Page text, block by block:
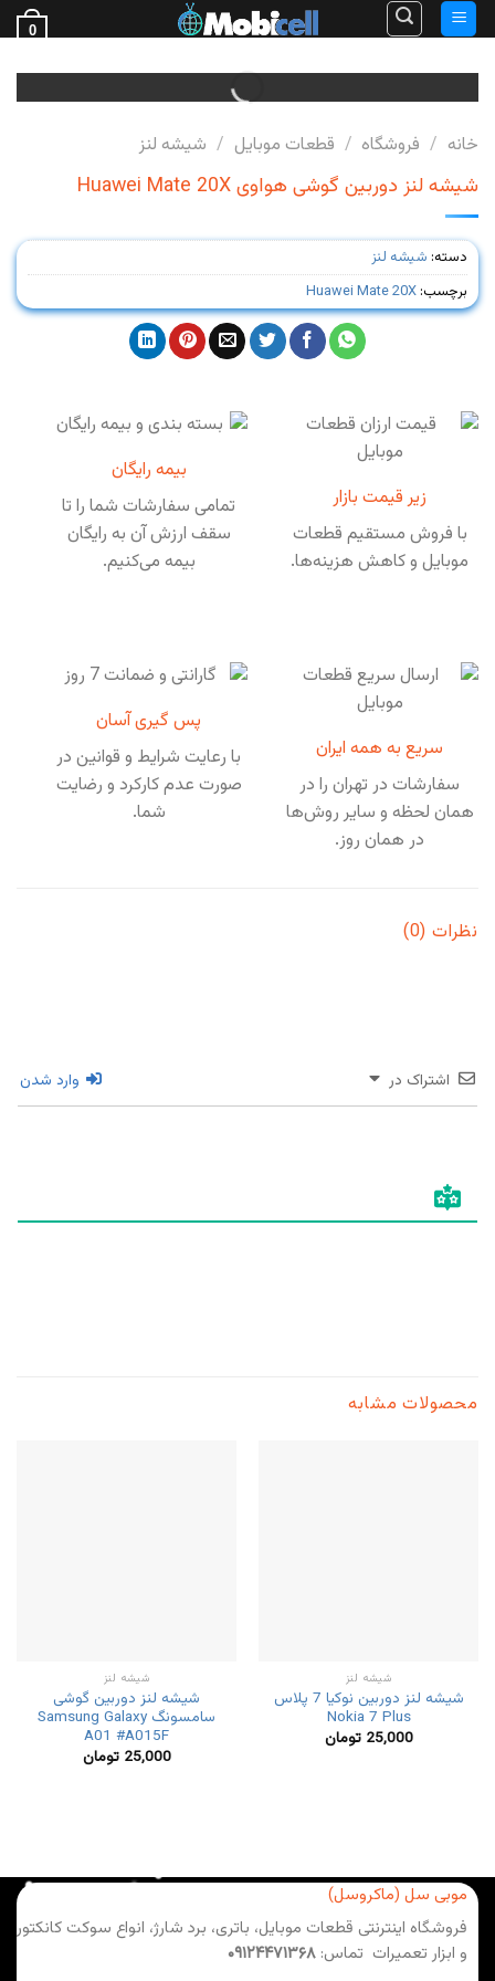
Skip
to
content
0
خانه / فروشگاه / قطعات موبایل / شیشه لنز
شیشه لنز دوربین گوشی هواوی Huawei Mate 20X
دسته: شیشه لنز
برچسب: Huawei Mate 20X
زیر قیمت بازار
با فروش مستقیم قطعات
موبایل و کاهش هزینه‌ها.
بیمه رایگان
تمامی سفارشات شما را تا
سقف ارزش آن به رایگان
بیمه می‌کنیم.
سریع به همه ایران
سفارشات در تهران را در
همان لحظه و سایر روش‌ها
در همان روز.
پس گیری آسان
با رعایت شرایط و قوانین در
صورت عدم کارکرد و رضایت
شما.
نظرات (0)
اشتراک در وارد شدن
محصولات مشابه
شیشه لنز
شیشه لنز دوربین نوکیا 7 پلاس
Nokia 7 Plus
25,000 تومان
شیشه لنز
شیشه لنز دوربین گوشی
سامسونگ Samsung Galaxy
A01 #A015F
25,000 تومان
موبی سل (ماکروسل)
فروشگاه اینترنتی قطعات موبایل، باتری، برد شارژ، انواع سوکت کانکتور
و ابزار تعمیرات تماس: ۰۹۱۲۴۴۷۱۳۶۸